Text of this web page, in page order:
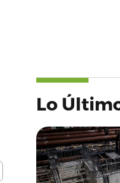
Lo